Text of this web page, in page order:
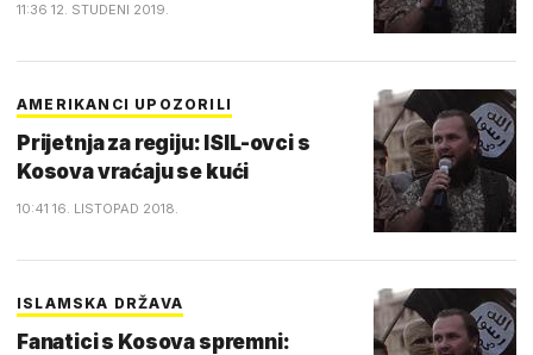
11:36 12. STUDENI 2019.
AMERIKANCI UPOZORILI
Prijetnja za regiju: ISIL-ovci s
Kosova vraćaju se kući
10:41 16. LISTOPAD 2018.
ISLAMSKA DRŽAVA
Fanatici s Kosova spremni: